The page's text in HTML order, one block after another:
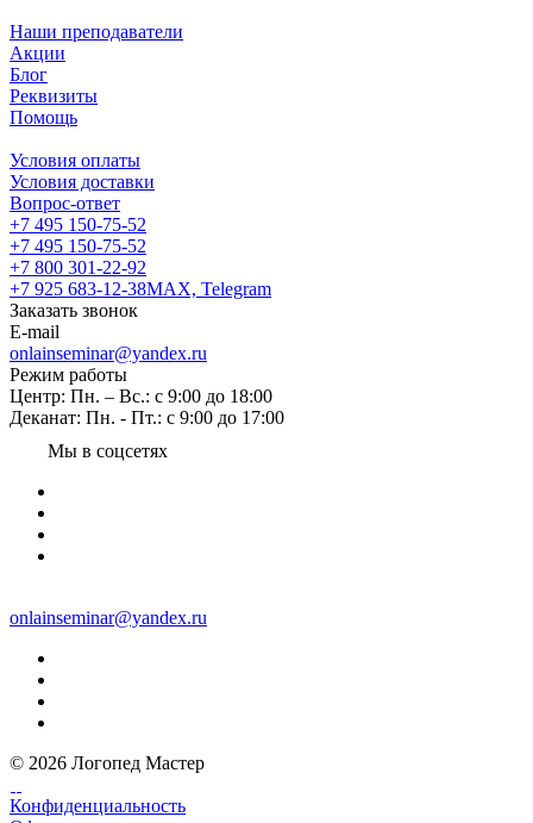
Наши преподаватели
Акции
Блог
Реквизиты
Помощь
Условия оплаты
Условия доставки
Вопрос-ответ
+7 495 150-75-52
+7 495 150-75-52
+7 800 301-22-92
+7 925 683-12-38MAX, Telegram
Заказать звонок
E-mail
onlainseminar@yandex.ru
Режим работы
Центр: Пн. – Вс.: с 9:00 до 18:00
Деканат: Пн. - Пт.: с 9:00 до 17:00
Мы в соцсетях
onlainseminar@yandex.ru
© 2026 Логопед Мастер
Конфиденциальность